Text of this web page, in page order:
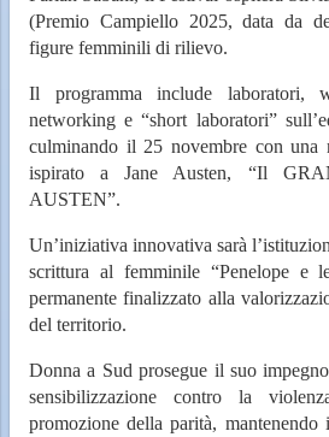
(Premio Campiello 2025, data da
figure femminili di rilievo.
Il programma include laboratori,
networking e “short laboratori”
culminando il 25 novembre con una
ispirato a Jane Austen, “Il
AUSTEN”.
Un’iniziativa innovativa sarà
scrittura al femminile “Penelope e
permanente finalizzato alla
del territorio.
Donna a Sud prosegue il suo
sensibilizzazione contro la
promozione della parità,